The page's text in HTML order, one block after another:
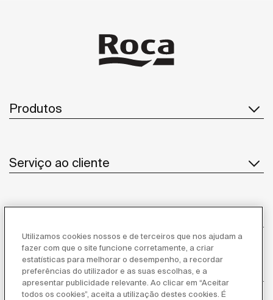
Produtos
Serviço ao cliente
Inspiração
Utilizamos cookies nossos e de terceiros que nos ajudam a
fazer com que o site funcione corretamente, a criar
estatísticas para melhorar o desempenho, a recordar
preferências do utilizador e as suas escolhas, e a
apresentar publicidade relevante. Ao clicar em “Aceitar
todos os cookies”, aceita a utilização destes cookies. É